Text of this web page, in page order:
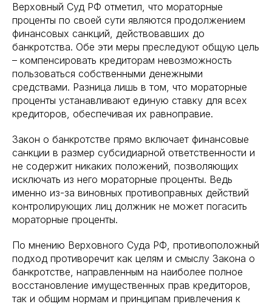
Верховный Суд РФ отметил, что мораторные
проценты по своей сути являются продолжением
финансовых санкций, действовавших до
банкротства. Обе эти меры преследуют общую цель
– компенсировать кредиторам невозможность
пользоваться собственными денежными
средствами. Разница лишь в том, что мораторные
проценты устанавливают единую ставку для всех
кредиторов, обеспечивая их равноправие.
Закон о банкротстве прямо включает финансовые
санкции в размер субсидиарной ответственности и
не содержит никаких положений, позволяющих
исключать из него мораторные проценты. Ведь
именно из-за виновных противоправных действий
контролирующих лиц должник не может погасить
мораторные проценты.
По мнению Верховного Суда РФ, противоположный
подход противоречит как целям и смыслу Закона о
банкротстве, направленным на наиболее полное
восстановление имущественных прав кредиторов,
так и общим нормам и принципам привлечения к